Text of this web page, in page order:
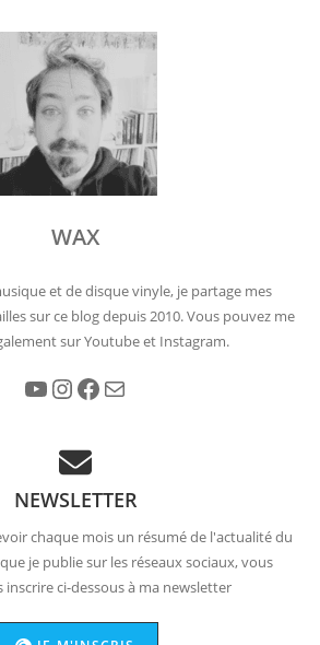
WAX
et de disque vinyle, je partage mes
sur ce blog depuis 2010. Vous pouvez me
sur Youtube et Instagram.
YouTube Instagram Facebook
NEWSLETTER
chaque mois un résumé de l'actualité du
je publie sur les réseaux sociaux, vous
inscrire ci-dessous à ma newsletter